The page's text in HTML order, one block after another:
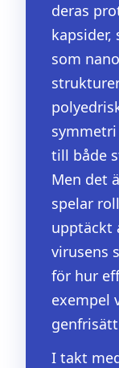
deras
kapsider,
som
till både
Men det
spelar
upptäckt
virusens
för hur
exempel
I takt